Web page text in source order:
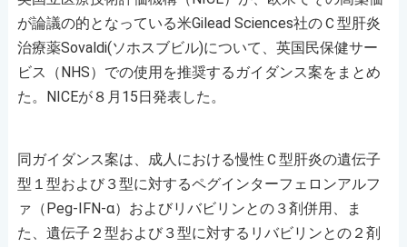
が論議の的となっている米Gilead Sciences社のＣ型肝炎
治療薬Sovaldi(ソホスブビル)について、英国民保健サー
ビス（NHS）での使用を推奨するガイダンス案をまとめ
た。NICEが８月15日発表した。
同ガイダンス案は、成人における慢性Ｃ型肝炎の遺伝子
型１型および３型に対するペグインターフェロンアルフ
ァ（Peg-IFN-α）およびリバビリンとの３剤併用、ま
た、遺伝子２型および３型に対するリバビリンとの２剤